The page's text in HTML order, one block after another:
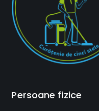
Persoane fizice